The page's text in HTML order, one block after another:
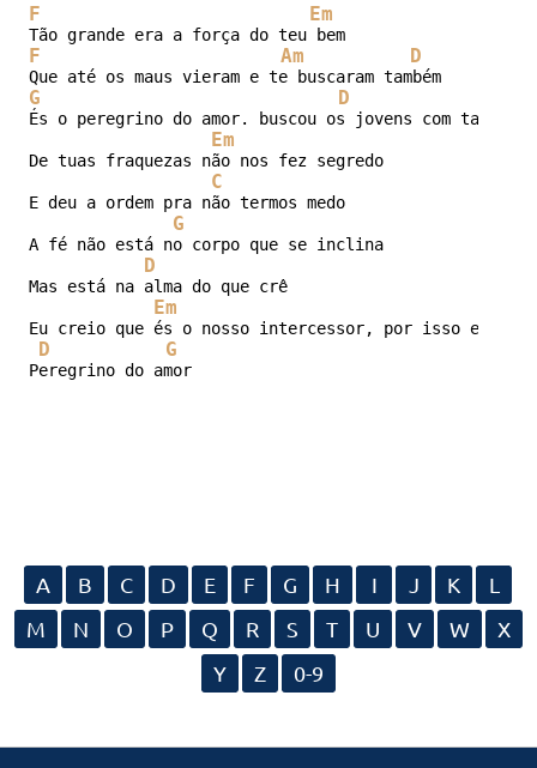
F Em
Tão grande era a força do teu bem
F Am D
Que até os maus vieram e te buscaram também
G D
És o peregrino do amor. buscou os jovens com tanto
Em
De tuas fraquezas não nos fez segredo
C
E deu a ordem pra não termos medo
G
A fé não está no corpo que se inclina
D
Mas está na alma do que crê
Em
Eu creio que és o nosso intercessor, por isso eu te
D G
Peregrino do amor
A B C D E F G H I J K
L
M
N O P Q R S T U V W
X
Y
Z 0-9